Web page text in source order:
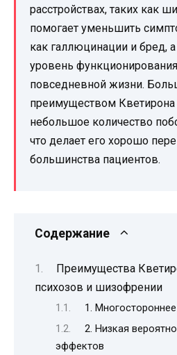
расстройствах, таких как
помогает уменьшить
как галлюцинации и бред,
уровень
повседневной жизни.
преимуществом Кветирона
небольшое количество
что делает его хорошо
большинства пациентов.
Содержание
Преимущества
психозов и шизофрении
1.
2. Низкая
эффектов